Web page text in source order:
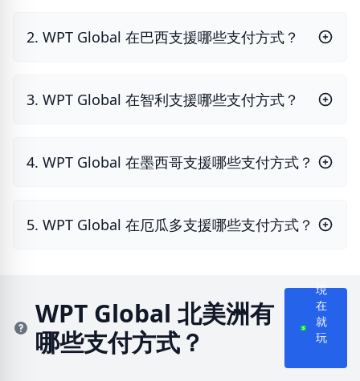
2. WPT Global 在巴西支援哪些支付方式？
3. WPT Global 在智利支援哪些支付方式？
4. WPT Global 在墨西哥支援哪些支付方式？
5. WPT Global 在厄瓜多支援哪些支付方式？
WPT Global 北美洲有
哪些支付方式？
現
在
就
玩